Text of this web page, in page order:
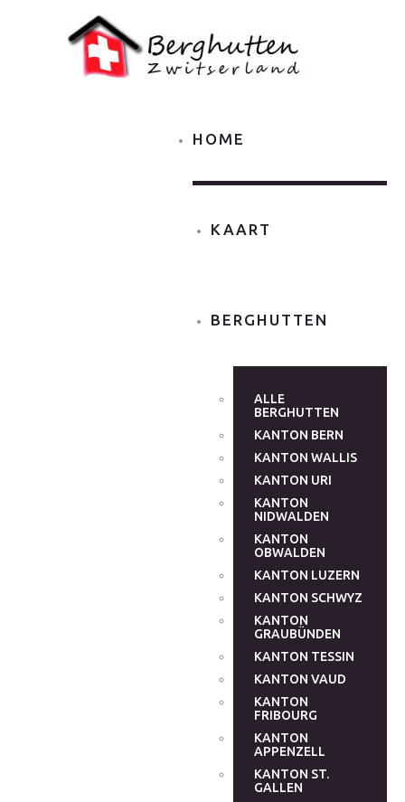
HOME
KAART
BERGHUTTEN
ALLE
BERGHUTTEN
KANTON BERN
KANTON WALLIS
KANTON URI
KANTON
NIDWALDEN
KANTON
OBWALDEN
KANTON LUZERN
KANTON SCHWYZ
KANTON
GRAUBÜNDEN
KANTON TESSIN
KANTON VAUD
KANTON
FRIBOURG
KANTON
APPENZELL
KANTON ST.
GALLEN